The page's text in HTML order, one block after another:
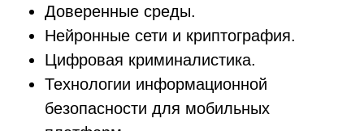
Доверенные среды.
Нейронные сети и криптография.
Цифровая криминалистика.
Технологии информационной
безопасности для мобильных